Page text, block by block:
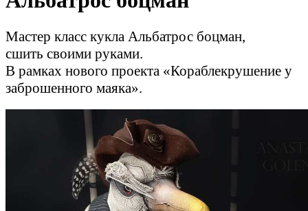
Мастер класс кукла Альбатрос боцман,
сшить своими руками.
В рамках нового проекта «Кораблекрушение у
заброшенного маяка».